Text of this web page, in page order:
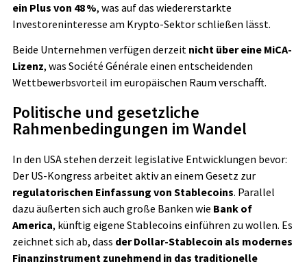
ein Plus von 48 %, was auf das wiedererstarkte
Investoreninteresse am Krypto-Sektor schließen lässt.
Beide Unternehmen verfügen derzeit nicht über eine MiCA-
Lizenz, was Société Générale einen entscheidenden
Wettbewerbsvorteil im europäischen Raum verschafft.
Politische und gesetzliche
Rahmenbedingungen im Wandel
In den USA stehen derzeit legislative Entwicklungen bevor:
Der US-Kongress arbeitet aktiv an einem Gesetz zur
regulatorischen Einfassung von Stablecoins. Parallel
dazu äußerten sich auch große Banken wie Bank of
America, künftig eigene Stablecoins einführen zu wollen. Es
zeichnet sich ab, dass der Dollar-Stablecoin als modernes
Finanzinstrument zunehmend in das traditionelle